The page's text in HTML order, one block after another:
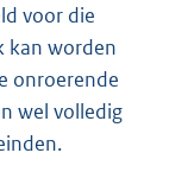
voor die
kan worden
onroerende
wel volledig